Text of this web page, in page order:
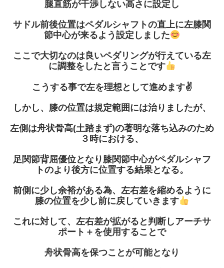
腿直筋が干渉しない高さに設定し
サドル前後位置はペダルシャフトの直上に左膝関
節中心が来るよう設定しました
ここで大切なのは良いペダリングが行えている左
に調整をしたと言うことです
こうする事で左を理想として進めます✌️
しかし、膝の位置は規定範囲には治りましたが、
左側は舟状骨高(土踏まず)の著明な落ち込みのため
３時における、
足関節背屈優位となり膝関節中心がペダルシャフ
トのより後方に位置する結果となる。
前側に少し余裕がある為、左右差を縮めるように
膝の位置を少し前に戻していきます
これに対して、左右差が拡がると判断しアーチサ
ポート＋を使用することで
舟状骨高を保つことが可能となり